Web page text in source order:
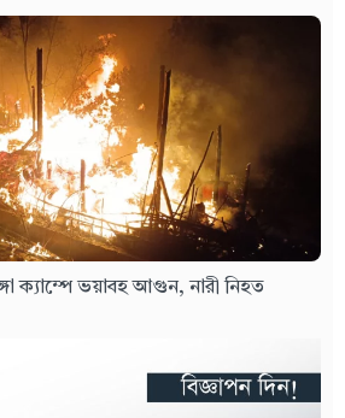
ক্যাম্পে ভয়াবহ আগুন, নারী নিহত